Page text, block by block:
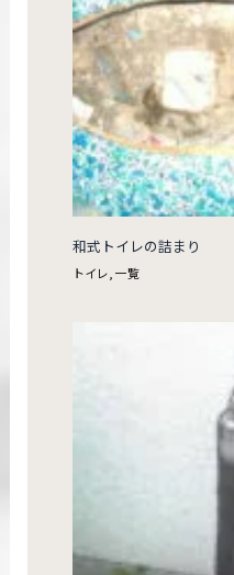
和式トイレの詰まり
トイレ,一覧